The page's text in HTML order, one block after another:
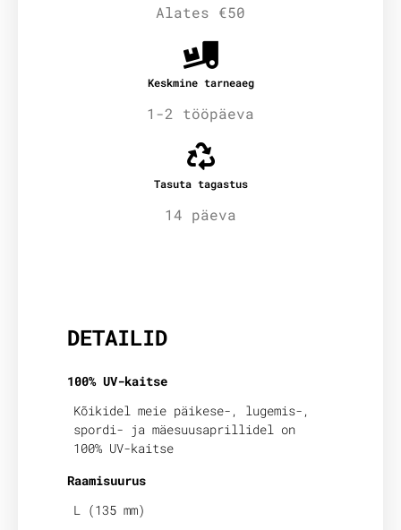
Alates €50
Keskmine tarneaeg
1-2 tööpäeva
Tasuta tagastus
14 päeva
DETAILID
100% UV-kaitse
Kõikidel meie päikese-, lugemis-,
spordi- ja mäesuusaprillidel on
100% UV-kaitse
Raamisuurus
L (135 mm)